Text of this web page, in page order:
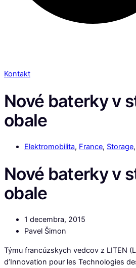
Kontakt
Nové baterky v
obale
Elektromobilita, France, Storage,
Nové baterky v
obale
1 decembra, 2015
Pavel Šimon
Týmu francúzskych vedcov z LITEN
d’Innovation pour les Technologies